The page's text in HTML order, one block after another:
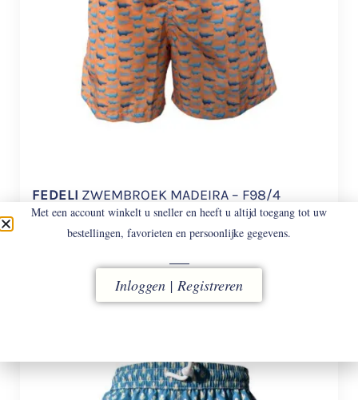
FEDELI ZWEMBROEK MADEIRA – F98/4
Met een account winkelt u sneller en heeft u altijd toegang tot uw
bestellingen, favorieten en persoonlijke gegevens.
Inloggen | Registreren